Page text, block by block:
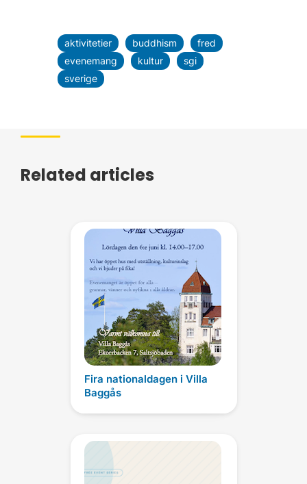
aktivitetier buddhism
fred
evenemang
kultur
sgi
sverige
Related articles
Fira nationaldagen i Villa
Baggås